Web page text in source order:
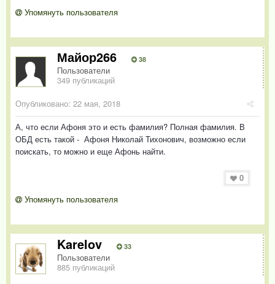
Упомянуть пользователя
Майор266 38
Пользователи
349 публикаций
Опубликовано: 22 мая, 2018
А, что если Афоня это и есть фамилия? Полная фамилия. В
ОБД есть такой - Афоня Николай Тихонович, возможно если
поискать, то можно и еще Афонь найти.
0
Упомянуть пользователя
Karelov 33
Пользователи
885 публикаций